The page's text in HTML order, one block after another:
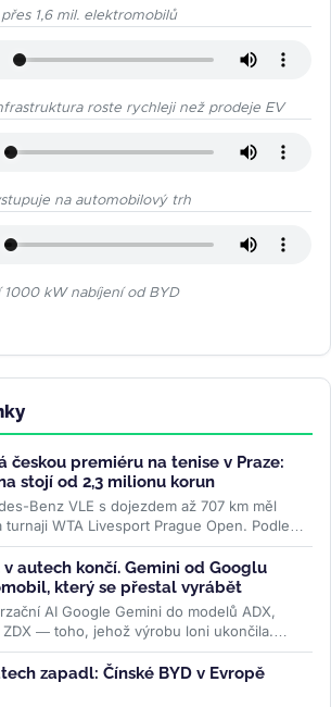
1,6 mil. elektromobilů
roste rychleji než prodeje EV
na automobilový trh
1000 kW nabíjení od BYD
českou premiéru na tenise v Praze:
stojí od 2,3 milionu korun
Benz VLE s dojezdem až 707 km měl
WTA Livesport Prague Open. Podle
>>
autech končí. Gemini od Googlu
který se přestal vyrábět
AI Google Gemini do modelů ADX,
ZDX — toho, jehož výrobu loni ukončila.
>>
zapadl: Čínské BYD v Evropě